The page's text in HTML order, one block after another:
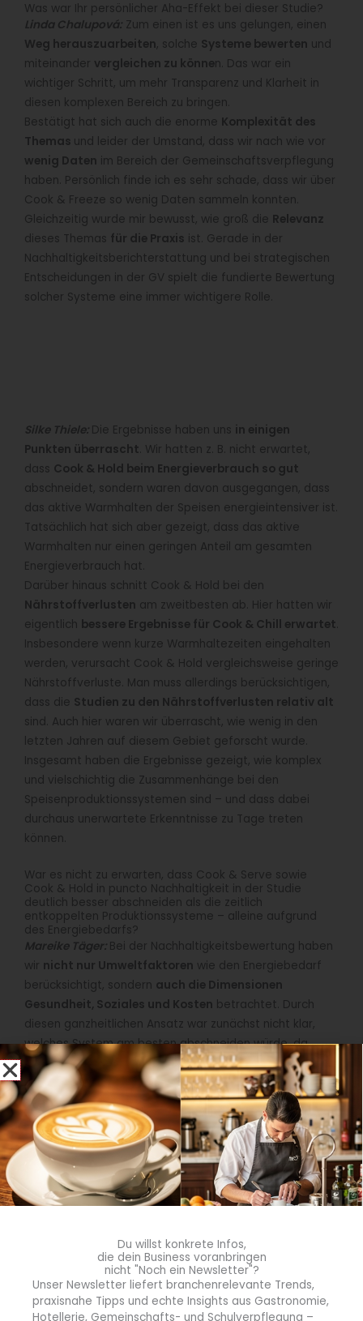
Was war Ihr persönlicher Aha-Effekt bei dieser Studie?
Linda Chalupová: Zum einen ist es uns gelungen, einen
Weg herauszuarbeiten, solche Systeme bewerten und
miteinander vergleichen zu können. Das war ein
wichtiger Schritt, um mehr Transparenz und Klarheit in
diesen komplexen Bereich zu bringen.
Bestätigt hat sich auch die enorme Komplexität des
Themas und leider der Umstand, dass wir nach wie vor
wenig Daten im Bereich der Gemeinschaftsverpflegung
haben. Persönlich finde ich es sehr schade, dass wir über
Cook & Freeze so wenig Daten sammeln konnten.
Gleichzeitig wurde mir bewusst, wie groß die Relevanz
dieses Themas für die Praxis ist. Gerade in der
Nachhaltigkeitsberichterstattung und bei strategischen
Entscheidungen in der GV spielt die fundierte Bewertung
solcher Systeme eine immer wichtigere Rolle.
Silke Thiele: Die Ergebnisse haben uns in einigen
Punkten überrascht . Wir hatten z. B. nicht erwartet,
dass Cook & Hold beim Energieverbrauch so gut
abschneidet, sondern waren davon ausgegangen, dass
das aktive Warmhalten der Speisen energieintensiver ist.
Tatsächlich hat sich aber gezeigt, dass das aktive
Warmhalten nur einen geringen Anteil am gesamten
Energieverbrauch hat.
Darüber hinaus schnitt Cook & Hold bei den
Nährstoffverlusten am zweitbesten ab. Hier hatten wir
eigentlich bessere Ergebnisse für Cook & Chill erwartet
Insbesondere wenn kurze Warmhaltezeiten eingehalten
werden, verursacht Cook & Hold vergleichsweise geringe
Nährstoffverluste. Man muss allerdings berücksichtigen,
dass die Studien zu den Nährstoffverlusten relativ alt
sind. Auch hier waren wir überrascht, wie wenig in den
letzten Jahren auf diesem Gebiet geforscht wurde.
Insgesamt haben die Ergebnisse gezeigt, wie komplex
und vielschichtig die Zusammenhänge bei den
Speisenproduktionssystemen sind – und dass dabei
durchaus unerwartete Erkenntnisse zu Tage treten
können.
War es nicht zu erwarten, dass Cook & Serve sowie
Cook & Hold in puncto Nachhaltigkeit in der Studie
deutlich besser abschneiden als die zeitlich
entkoppelten Produktionssysteme – alleine aufgrund
des Energiebedarfs?
Mareike Täger: Bei der Nachhaltigkeitsbewertung haben
wir nicht nur Umweltfaktoren wie den Energiebedarf
berücksichtigt, sondern auch die Dimensionen
Gesundheit, Soziales und Kosten betrachtet. Durch
diesen ganzheitlichen Ansatz war zunächst nicht klar,
welches System am besten abschneiden würde, da
Vorteile in einer Dimension, z. B. der Umweltdimension,
mit Nachteilen in anderen Dimensionenwie
Gesundheit oder Kostenverbundensein können.
Beim Energiebedarf hatten wir zwar erwartet, dass die
zeitlich entkoppelten Systeme wie Cook & Chill oder
Cook & Freeze höhere Verbräuche aufweisen würden.
EineÜberraschunggab es jedochbeim Transport:
Cook & Freeze schnitttrotz längerer Transportwege
Insgesamt zeigt sich, dass die Nachhaltigkeitsbewertung
ein komplexes Thema ist, bei dem es auf das
Zusammenspiel der verschiedenen Dimensionen
ankommt.
Du willst konkrete Infos,
die dein Business voranbringen
nicht "Noch ein Newsletter"?
Unser Newsletter liefert branchenrelevante Trends,
praxisnahe Tipps und echte Insights aus Gastronomie,
Hotellerie, Gemeinschafts- und Schulverpflegung –